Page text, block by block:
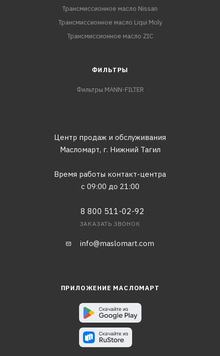
Трансмиссионное масло Nissan
Трансмиссионное масло Liqui Moly
Трансмиссионное масло ZIC
ФИЛЬТРЫ
Фильтры MANN-FILTER
Центр продаж и обслуживания
Масломарт, г. Нижний Тагил
Время работы контакт-центра
с 09:00 до 21:00
8 800 511-02-92
ЗАКАЗАТЬ ЗВОНОК
info@maslomart.com
ПРИЛОЖЕНИЕ МАСЛОМАРТ